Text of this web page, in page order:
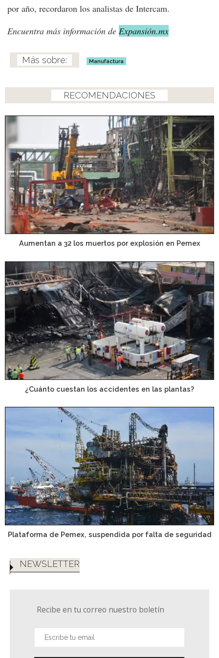
por año, recordaron los analistas de Intercam.
Encuentra más información de Expansión.mx
Manufactura
RECOMENDACIONES
Aumentan a 32 los muertos por explosión en Pemex
¿Cuánto cuestan los accidentes en las plantas?
Plataforma de Pemex, suspendida por falta de seguridad
NEWSLETTER
Recibe en tu correo nuestro boletín